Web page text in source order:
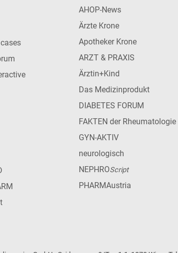
AHOP-News
Ärzte Krone
Apotheker Krone
ARZT & PRAXIS
Ärztin+Kind
Das Medizinprodukt
DIABETES FORUM
FAKTEN der Rheumatologie
GYN-AKTIV
neurologisch
NEPHROScript
PHARMAustria